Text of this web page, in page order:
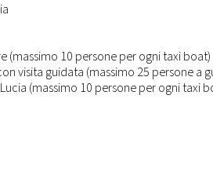
(massimo 10 persone per ogni taxi boat)
visita guidata (massimo 25 persone a
(massimo 10 persone per ogni taxi